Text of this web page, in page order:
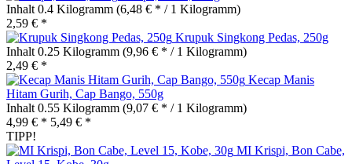
Inhalt 0.4 Kilogramm (6,48 € * / 1 Kilogramm)
2,59 € *
Krupuk Singkong Pedas, 250g
Inhalt 0.25 Kilogramm (9,96 € * / 1 Kilogramm)
2,49 € *
Kecap Manis
Hitam Gurih, Cap Bango, 550g
Inhalt 0.55 Kilogramm (9,07 € * / 1 Kilogramm)
4,99 € * 5,49 € *
TIPP!
MI Krispi, Bon Cabe,